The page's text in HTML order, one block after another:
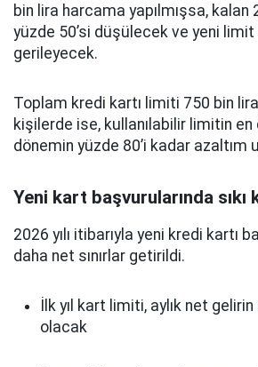
bin lira harcama yapılmışsa, kalan
yüzde 50’si düşülecek ve yeni
gerileyecek.
Toplam kredi kartı limiti 750 bin
kişilerde ise, kullanılabilir limitin
dönemin yüzde 80’i kadar azaltım
Yeni kart başvurularında sıkı
2026 yılı itibarıyla yeni kredi kartı
daha net sınırlar getirildi.
İlk yıl kart limiti, aylık net
olacak